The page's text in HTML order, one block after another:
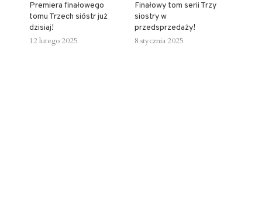
Premiera finałowego
tomu Trzech sióstr już
dzisiaj!
12 lutego 2025
Finałowy tom serii Trzy
siostry w
przedsprzedaży!
8 stycznia 2025